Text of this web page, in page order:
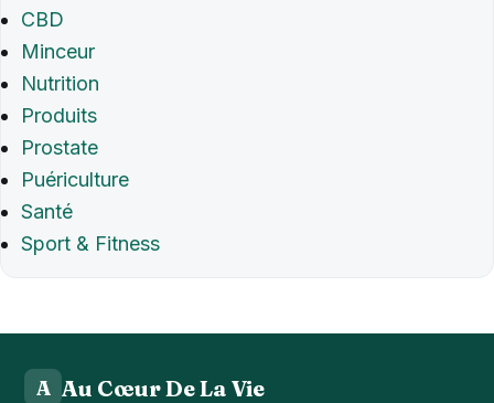
CBD
Minceur
Nutrition
Produits
Prostate
Puériculture
Santé
Sport & Fitness
A Au Cœur De La Vie